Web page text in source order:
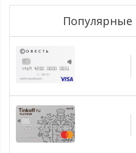
Популярные